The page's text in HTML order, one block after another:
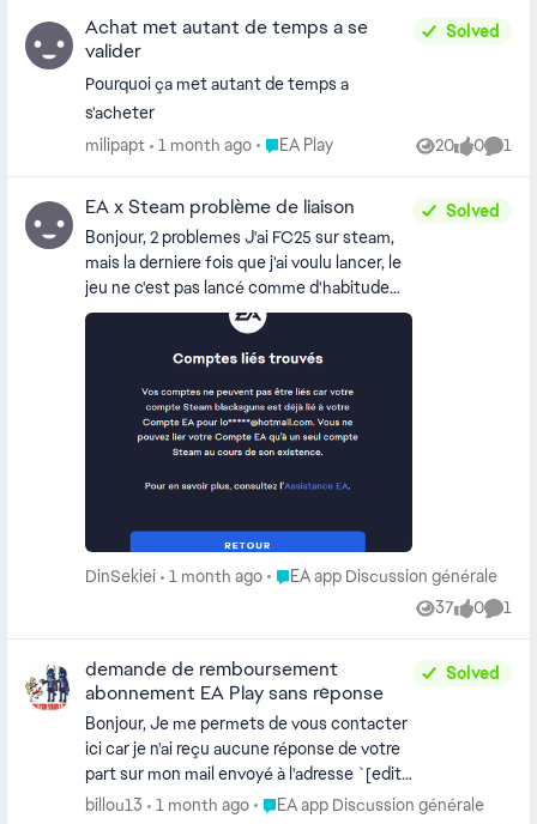
fait. Est-ce que quelqu'un aurait une
solution ? Merci. [Moved to The Sims 4 FR.
Please review our guidelines regarding
language posts - CM]
Achat met autant de temps a se
valider
Pourquoi ça met autant de temps a
s'acheter
Solved
milipapt 1 month ago Place EA Play
EA Play 20
Views 0
likes 1
EA x Steam problème de liaison
Bonjour, 2 problemes J'ai FC25 sur steam,
mais la derniere fois que j'ai voulu lancer, le
jeu ne c'est pas lancé comme d'habitude
mais EA m'a redemander de me conecter,
hors on me demande une adress email que
je n'ai jamais eu (du moin dans mes
souvenirs) Impossible de recuperer ni
l'adresse email ecrit complete, ni le mot de
passe etc J'abandonne l'idée de jouer à
fc26, j'achete fc26 sur steam, lance le jeu,
steam crée pour l'occasion. IMPOSSIBLE
DE CONNECTER EA ET STEAM car un
compte dont je n'ai plus l'adresse email ni le
Solved
DinSekiei 1 month ago Place EA app Discussion générale
EA app Discussion générale
37
Views 0
likes 1
demande de remboursement
abonnement EA Play sans réponse
Bonjour, Je me permets de vous contacter
ici car je n'ai reçu aucune réponse de votre
part sur mon mail envoyé à l'adresse `[edit:
email address removed]`. Je me suis
Solved
billou13 1 month ago Place EA app Discussion générale
EA app Discussion générale